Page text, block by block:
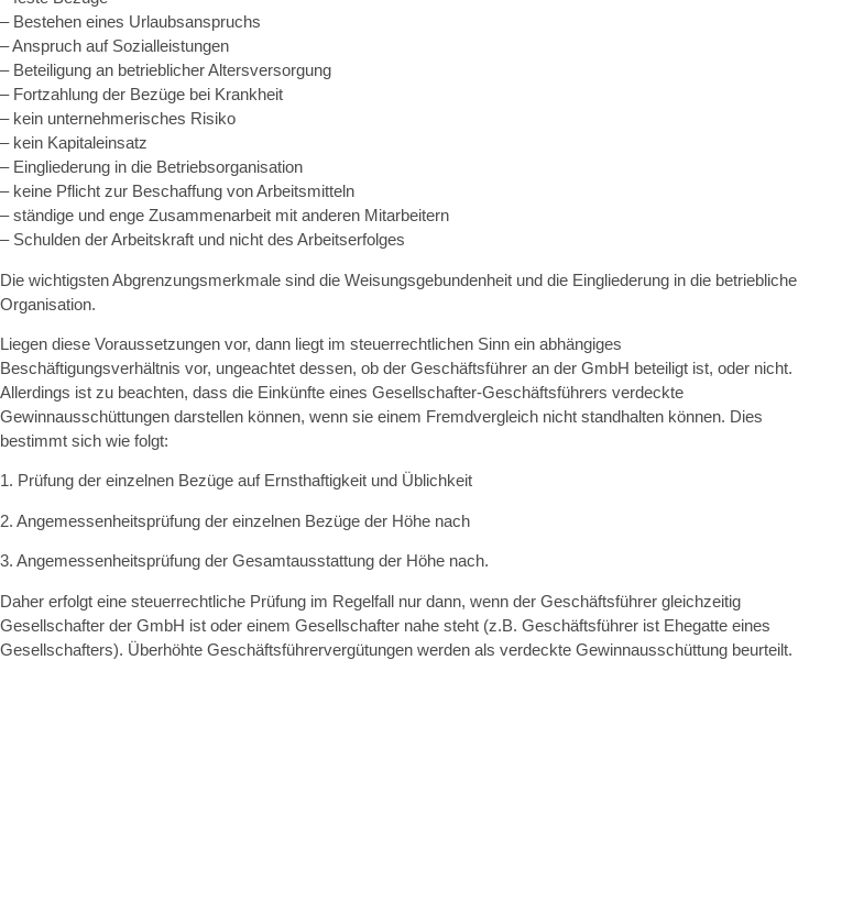
– Bestehen eines Urlaubsanspruchs
– Anspruch auf Sozialleistungen
– Beteiligung an betrieblicher Altersversorgung
– Fortzahlung der Bezüge bei Krankheit
– kein unternehmerisches Risiko
– kein Kapitaleinsatz
– Eingliederung in die Betriebsorganisation
– keine Pflicht zur Beschaffung von Arbeitsmitteln
– ständige und enge Zusammenarbeit mit anderen Mitarbeitern
– Schulden der Arbeitskraft und nicht des Arbeitserfolges
Die wichtigsten Abgrenzungsmerkmale sind die Weisungsgebundenheit und die Eingliederung in die betriebliche
Organisation.
Liegen diese Voraussetzungen vor, dann liegt im steuerrechtlichen Sinn ein abhängiges
Beschäftigungsverhältnis vor, ungeachtet dessen, ob der Geschäftsführer an der GmbH beteiligt ist, oder nicht.
Allerdings ist zu beachten, dass die Einkünfte eines Gesellschafter-Geschäftsführers verdeckte
Gewinnausschüttungen darstellen können, wenn sie einem Fremdvergleich nicht standhalten können. Dies
bestimmt sich wie folgt:
1. Prüfung der einzelnen Bezüge auf Ernsthaftigkeit und Üblichkeit
2. Angemessenheitsprüfung der einzelnen Bezüge der Höhe nach
3. Angemessenheitsprüfung der Gesamtausstattung der Höhe nach.
Daher erfolgt eine steuerrechtliche Prüfung im Regelfall nur dann, wenn der Geschäftsführer gleichzeitig
Gesellschafter der GmbH ist oder einem Gesellschafter nahe steht (z.B. Geschäftsführer ist Ehegatte eines
Gesellschafters). Überhöhte Geschäftsführervergütungen werden als verdeckte Gewinnausschüttung beurteilt.